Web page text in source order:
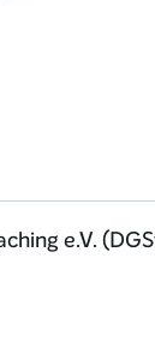
e.V.